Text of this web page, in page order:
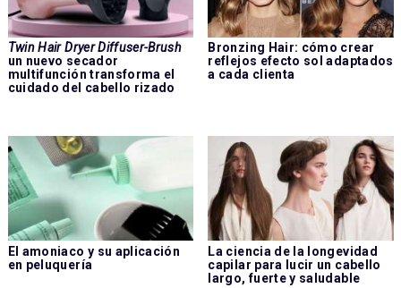
Twin Hair Dryer Diffuser-Brush
un nuevo secador
multifunción transforma el
cuidado del cabello rizado
Bronzing Hair: cómo crear
reflejos efecto sol adaptados
a cada clienta
El amoniaco y su aplicación
en peluquería
La ciencia de la longevidad
capilar para lucir un cabello
largo, fuerte y saludable